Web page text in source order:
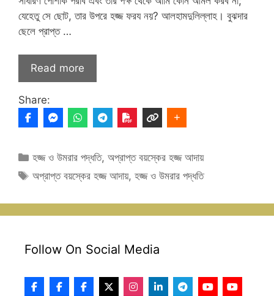
যেহেতু সে ছোট, তার উপরে হজ্জ ফরয নয়? আলহামদুলিল্লাহ। বুঝদার
ছেলে প্রাপ্ত …
Read more
Share:
Categories
হজ্জ ও উমরার পদ্ধতি,অপ্রাপ্ত বয়স্কের হজ্জ আদায়
Tags
অপ্রাপ্ত বয়স্কের হজ্জ আদায়,হজ্জ ও উমরার পদ্ধতি
Follow On Social Media